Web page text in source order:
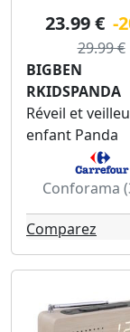
23.99 € -
29.99 €
BIGBEN
RKIDSPANDA
Réveil et
enfant Panda
Conforama
Comparez